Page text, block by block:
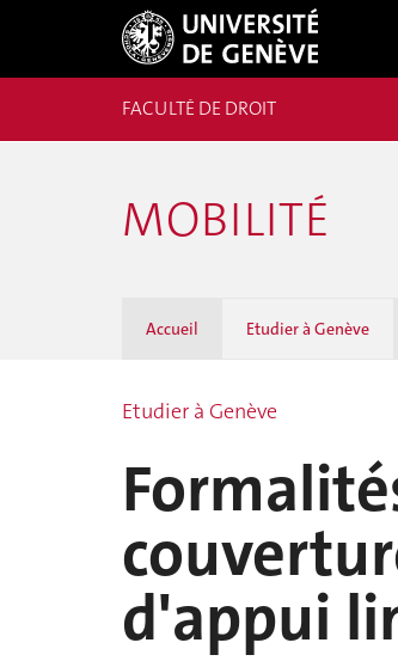
FACULTÉ DE DROIT
MOBILITÉ
Accueil Etudier à Genève
Etudier à Genève
d'appui